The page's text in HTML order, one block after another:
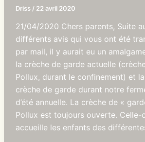
Driss / 22 avril 2020
21/04/2020 Chers parents, Suite
différents avis qui vous ont été
par mail, il y aurait eu un
la crèche de garde actuelle
Pollux, durant le confinement) et la
crèche de garde durant notre
d’été annuelle. La crèche de «
Pollux est toujours ouverte. Celle-
accueille les enfants des